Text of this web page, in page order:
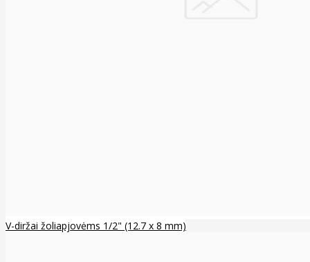
V-diržai žoliapjovėms 1/2" (12.7 x 8 mm)